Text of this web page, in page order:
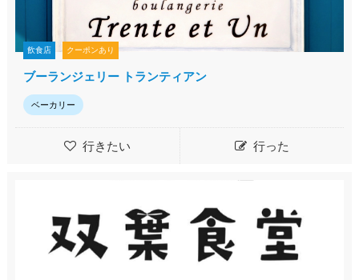
飲食店 クーポンあり
ブーランジェリー トランティアン
ベーカリー
行きたい 行った